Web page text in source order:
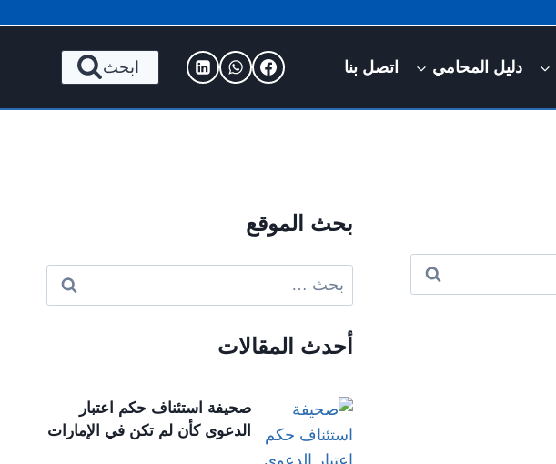
دليل المحامي اتصل بنا ابحث
بحث الموقع
البحث
عن:
أحدث المقالات
صحيفة استئناف حكم اعتبار
الدعوى كأن لم تكن في الإمارات